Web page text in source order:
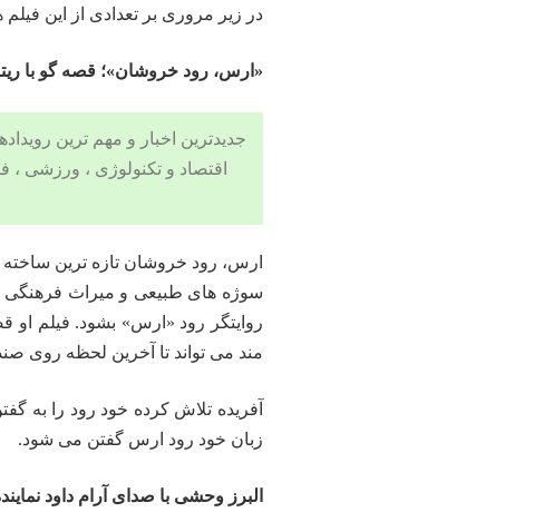
در زیر مروری بر تعدادی از این فیلم
«ارس، رود خروشان»؛ قصه گو با
جدیدترین اخبار و مهم ترین رویدادهای ۲۴ ساعته در بخش های حوادث ، اجتماعی ،
اقتصاد وتکنولوژی ، ورزشی ،
ارس، رود خروشان تازه ترین
سوژه های طبیعی و میراث فرهنگی
روایتگر رود «ارس» بشود. فیلم او
مند می تواند تا آخرین لحظه روی
آفریده تلاش کرده خود رود را به
زبان خود رود ارس گفتن می شود.
البرز وحشی با صدای آرام داود